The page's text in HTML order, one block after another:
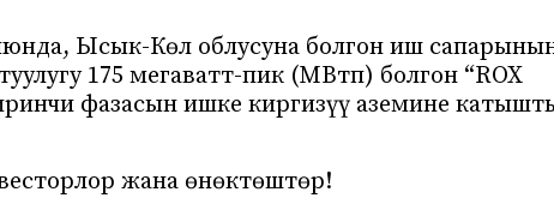
Ысык-Көл облусуна болгон иш
175 мегаватт-пик (МВтп) болгон “ROX
фазасын ишке киргизүү аземине
жана өнөктөштөр!